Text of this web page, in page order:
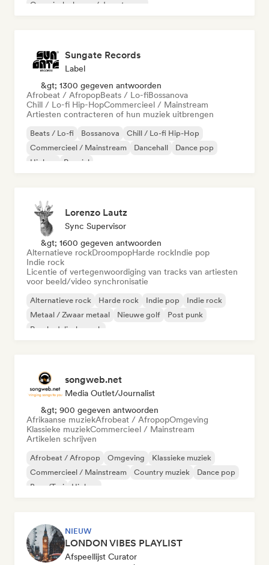
Organische house / downtempo
Sungate Records
Label
&gt; 1300 gegeven antwoorden
Afrobeat / AfropopBeats / Lo-fiBossanova
Chill / Lo-fi Hip-HopCommercieel / Mainstream
Artiesten contracteren of hun muziek uitbrengen
Beats / Lo-fi Bossanova
Chill / Lo-fi Hip-Hop
Commercieel / Mainstream
Dancehall
Dance pop
Hiphop
Popziel
Lorenzo Lautz
Sync Supervisor
&gt; 1600 gegeven antwoorden
Alternatieve rockDroompopHarde rockIndie pop
Indie rock
Licentie of vertegenwoordiging van tracks van artiesten
voor beeld/video synchronisatie
Alternatieve rock Harde rock Indie pop
Indie rock
Metaal / Zwaar metaal
Nieuwe golf
Post punk
Psychedelische rock
songweb.net
Media Outlet/Journalist
&gt; 900 gegeven antwoorden
Afrikaanse muziekAfrobeat / AfropopOmgeving
Klassieke muziekCommercieel / Mainstream
Artikelen schrijven
Afrobeat / Afropop Omgeving
Klassieke muziek
Commercieel / Mainstream
Country muziek
Dance pop
Boor/Trui
Hiphop
NIEUW
LONDON VIBES PLAYLIST
Afspeellijst Curator